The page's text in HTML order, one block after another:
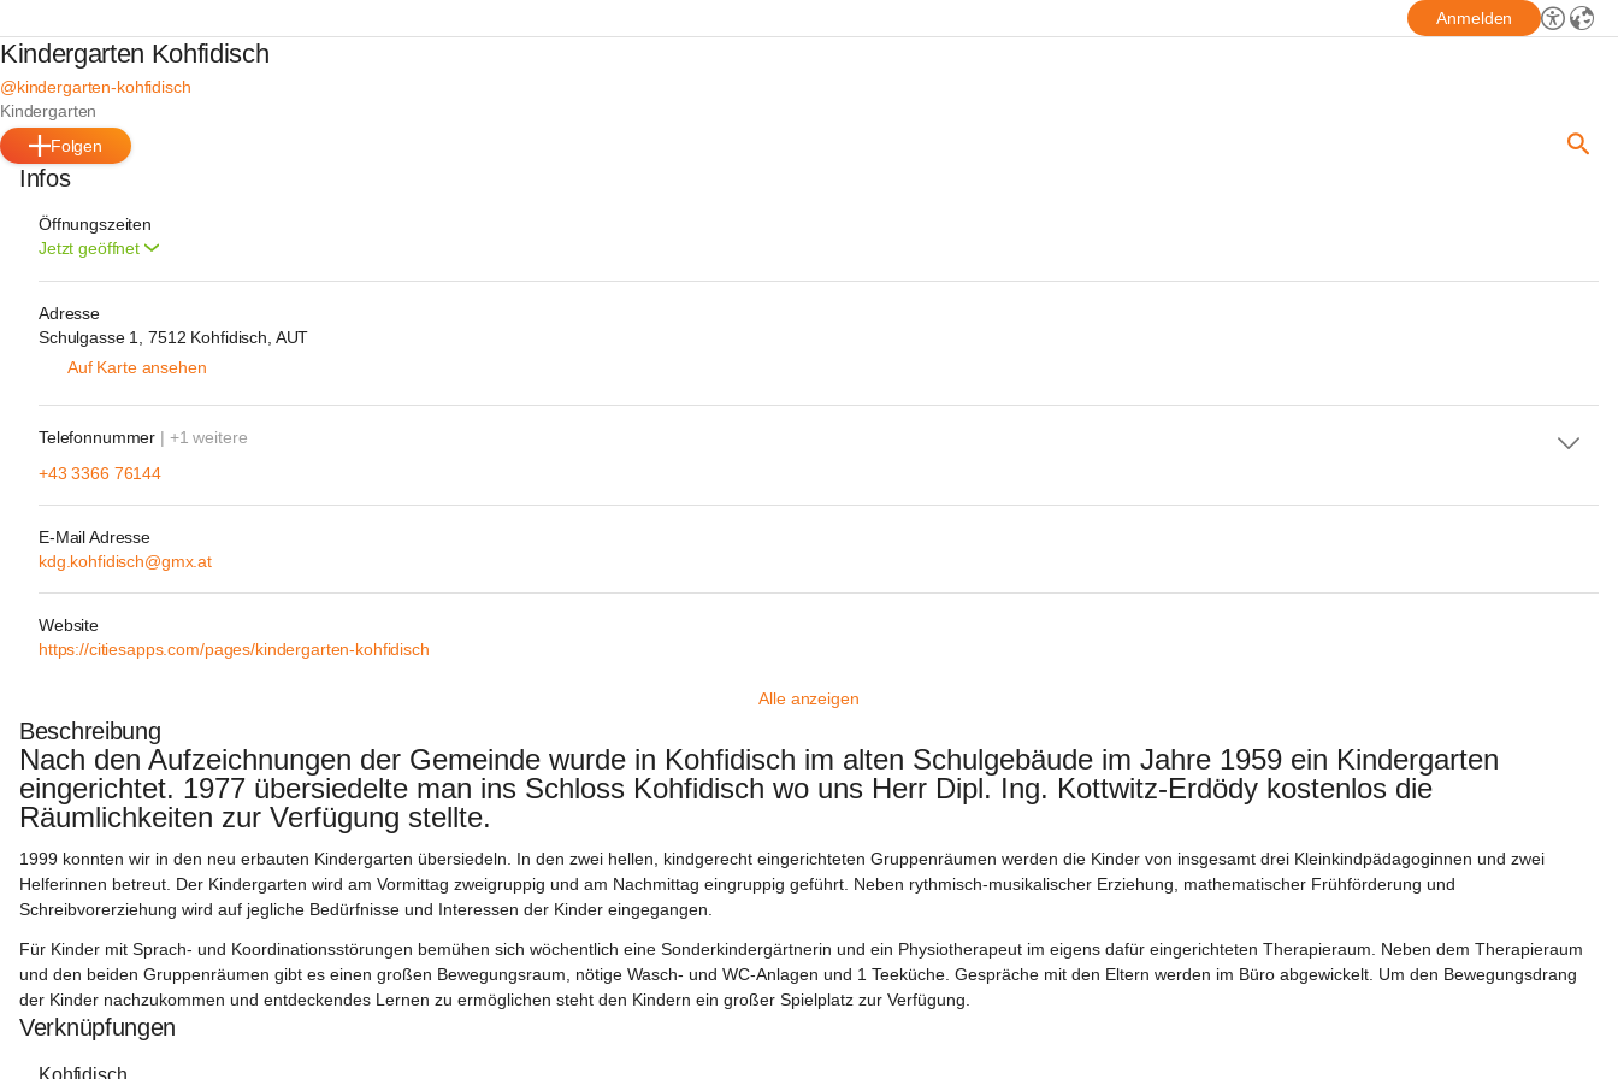
Anmelden
Kindergarten Kohfidisch
@kindergarten-kohfidisch
Kindergarten
Folgen
Infos
Öffnungszeiten
Jetzt geöffnet
Adresse
Schulgasse 1, 7512 Kohfidisch, AUT
Auf Karte ansehen
Telefonnummer | +1 weitere
+43 3366 76144
E-Mail Adresse
kdg.kohfidisch@gmx.at
Website
https://citiesapps.com/pages/kindergarten-kohfidisch
Alle anzeigen
Beschreibung
Nach den Aufzeichnungen der Gemeinde wurde in Kohfidisch im alten Schulgebäude im Jahre 1959 ein Kindergarten
eingerichtet. 1977 übersiedelte man ins Schloss Kohfidisch wo uns Herr Dipl. Ing. Kottwitz-Erdödy kostenlos die
Räumlichkeiten zur Verfügung stellte.
1999 konnten wir in den neu erbauten Kindergarten übersiedeln. In den zwei hellen, kindgerecht eingerichteten Gruppenräumen werden die Kinder von insgesamt drei Kleinkindpädagoginnen und zwei
Helferinnen betreut. Der Kindergarten wird am Vormittag zweigruppig und am Nachmittag eingruppig geführt. Neben rythmisch-musikalischer Erziehung, mathematischer Frühförderung und
Schreibvorerziehung wird auf jegliche Bedürfnisse und Interessen der Kinder eingegangen.
Für Kinder mit Sprach- und Koordinationsstörungen bemühen sich wöchentlich eine Sonderkindergärtnerin und ein Physiotherapeut im eigens dafür eingerichteten Therapieraum. Neben dem Therapieraum
und den beiden Gruppenräumen gibt es einen großen Bewegungsraum, nötige Wasch- und WC-Anlagen und 1 Teeküche. Gespräche mit den Eltern werden im Büro abgewickelt. Um den Bewegungsdrang
der Kinder nachzukommen und entdeckendes Lernen zu ermöglichen steht den Kindern ein großer Spielplatz zur Verfügung.
Verknüpfungen
Kohfidisch